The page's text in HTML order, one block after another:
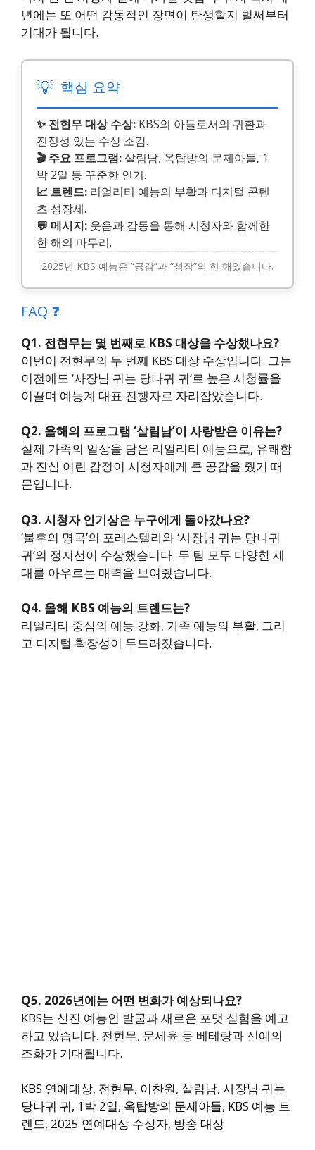
년에는 또 어떤 감동적인 장면이 탄생할지 벌써부터
기대가 됩니다.
💡 핵심 요약
✨ 전현무 대상 수상: KBS의 아들로서의 귀환과
진정성 있는 수상 소감.
🎬 주요 프로그램:살림남, 옥탑방의 문제아들, 1
박 2일 등 꾸준한 인기.
📈 트렌드: 리얼리티 예능의 부활과 디지털 콘텐
츠 성장세.
💬 메시지: 웃음과 감동을 통해 시청자와 함께한
한 해의 마무리.
2025년 KBS 예능은 “공감”과 “성장”의 한 해였습니다.
FAQ ❓
Q1. 전현무는 몇 번째로 KBS 대상을 수상했나요?
이번이 전현무의 두 번째 KBS 대상 수상입니다. 그는
이전에도 ‘사장님 귀는 당나귀 귀’로 높은 시청률을
이끌며 예능계 대표 진행자로 자리잡았습니다.
Q2. 올해의 프로그램 ‘살림남’이 사랑받은 이유는?
실제 가족의 일상을 담은 리얼리티 예능으로, 유쾌함
과 진심 어린 감정이 시청자에게 큰 공감을 줬기 때
문입니다.
Q3. 시청자 인기상은 누구에게 돌아갔나요?
‘불후의 명곡’의 포레스텔라와 ‘사장님 귀는 당나귀
귀’의 정지선이 수상했습니다. 두 팀 모두 다양한 세
대를 아우르는 매력을 보여줬습니다.
Q4. 올해 KBS 예능의 트렌드는?
리얼리티 중심의 예능 강화, 가족 예능의 부활, 그리
고 디지털 확장성이 두드러졌습니다.
Q5. 2026년에는 어떤 변화가 예상되나요?
KBS는 신진 예능인 발굴과 새로운 포맷 실험을 예고
하고 있습니다. 전현무, 문세윤 등 베테랑과 신예의
조화가 기대됩니다.
KBS 연예대상, 전현무, 이찬원, 살림남, 사장님 귀는
당나귀 귀, 1박 2일, 옥탑방의 문제아들, KBS 예능 트
렌드, 2025 연예대상 수상자, 방송 대상